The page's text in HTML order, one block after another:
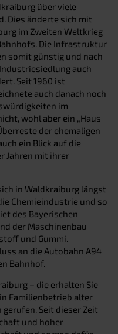
über viele
Dies änderte sich mit
im Zweiten Weltkrieg
Die Infrastruktur
somit günstig und nach
auch
Seit 1960 ist
auch danach noch
im
wohl aber ein „Haus
der ehemaligen
ein Blick auf die
Jahren mit ihrer
in Waldkraiburg längst
Chemieindustrie und so
des Bayerischen
der Maschinenbau
und Gummi.
an die Autobahn A94
Bahnhof.
– die erhalten Sie
Familienbetrieb alter
gerufen. Seit dieser Zeit
und hoher